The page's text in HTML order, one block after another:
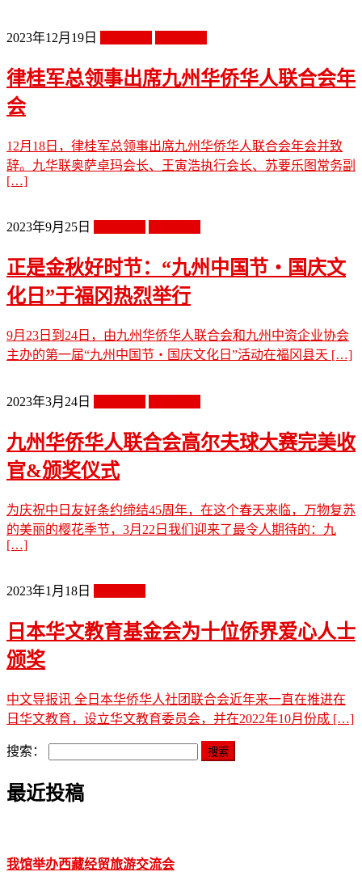
2023年12月19日
律桂军总领事出席九州华侨华人联合会年
会
12月18日，律桂军总领事出席九州华侨华人联合会年会并致
辞。九华联奥萨卓玛会长、王寅浩执行会长、苏要乐图常务副
[…]
2023年9月25日
正是金秋好时节：“九州中国节・国庆文
化日”于福冈热烈举行
9月23日到24日，由九州华侨华人联合会和九州中资企业协会
主办的第一届“九州中国节・国庆文化日”活动在福冈县天 […]
2023年3月24日
九州华侨华人联合会高尔夫球大赛完美收
官&颁奖仪式
为庆祝中日友好条约缔结45周年，在这个春天来临，万物复苏
的美丽的樱花季节，3月22日我们迎来了最令人期待的：九
[…]
2023年1月18日
日本华文教育基金会为十位侨界爱心人士
颁奖
中文导报讯 全日本华侨华人社团联合会近年来一直在推进在
日华文教育，设立华文教育委员会，并在2022年10月份成 […]
搜索：
最近投稿
我馆举办西藏经贸旅游交流会